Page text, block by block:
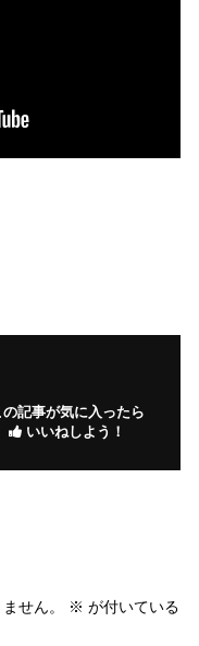
の記事が気に入ったら
いいねしよう！
せん。 ※ が付いている